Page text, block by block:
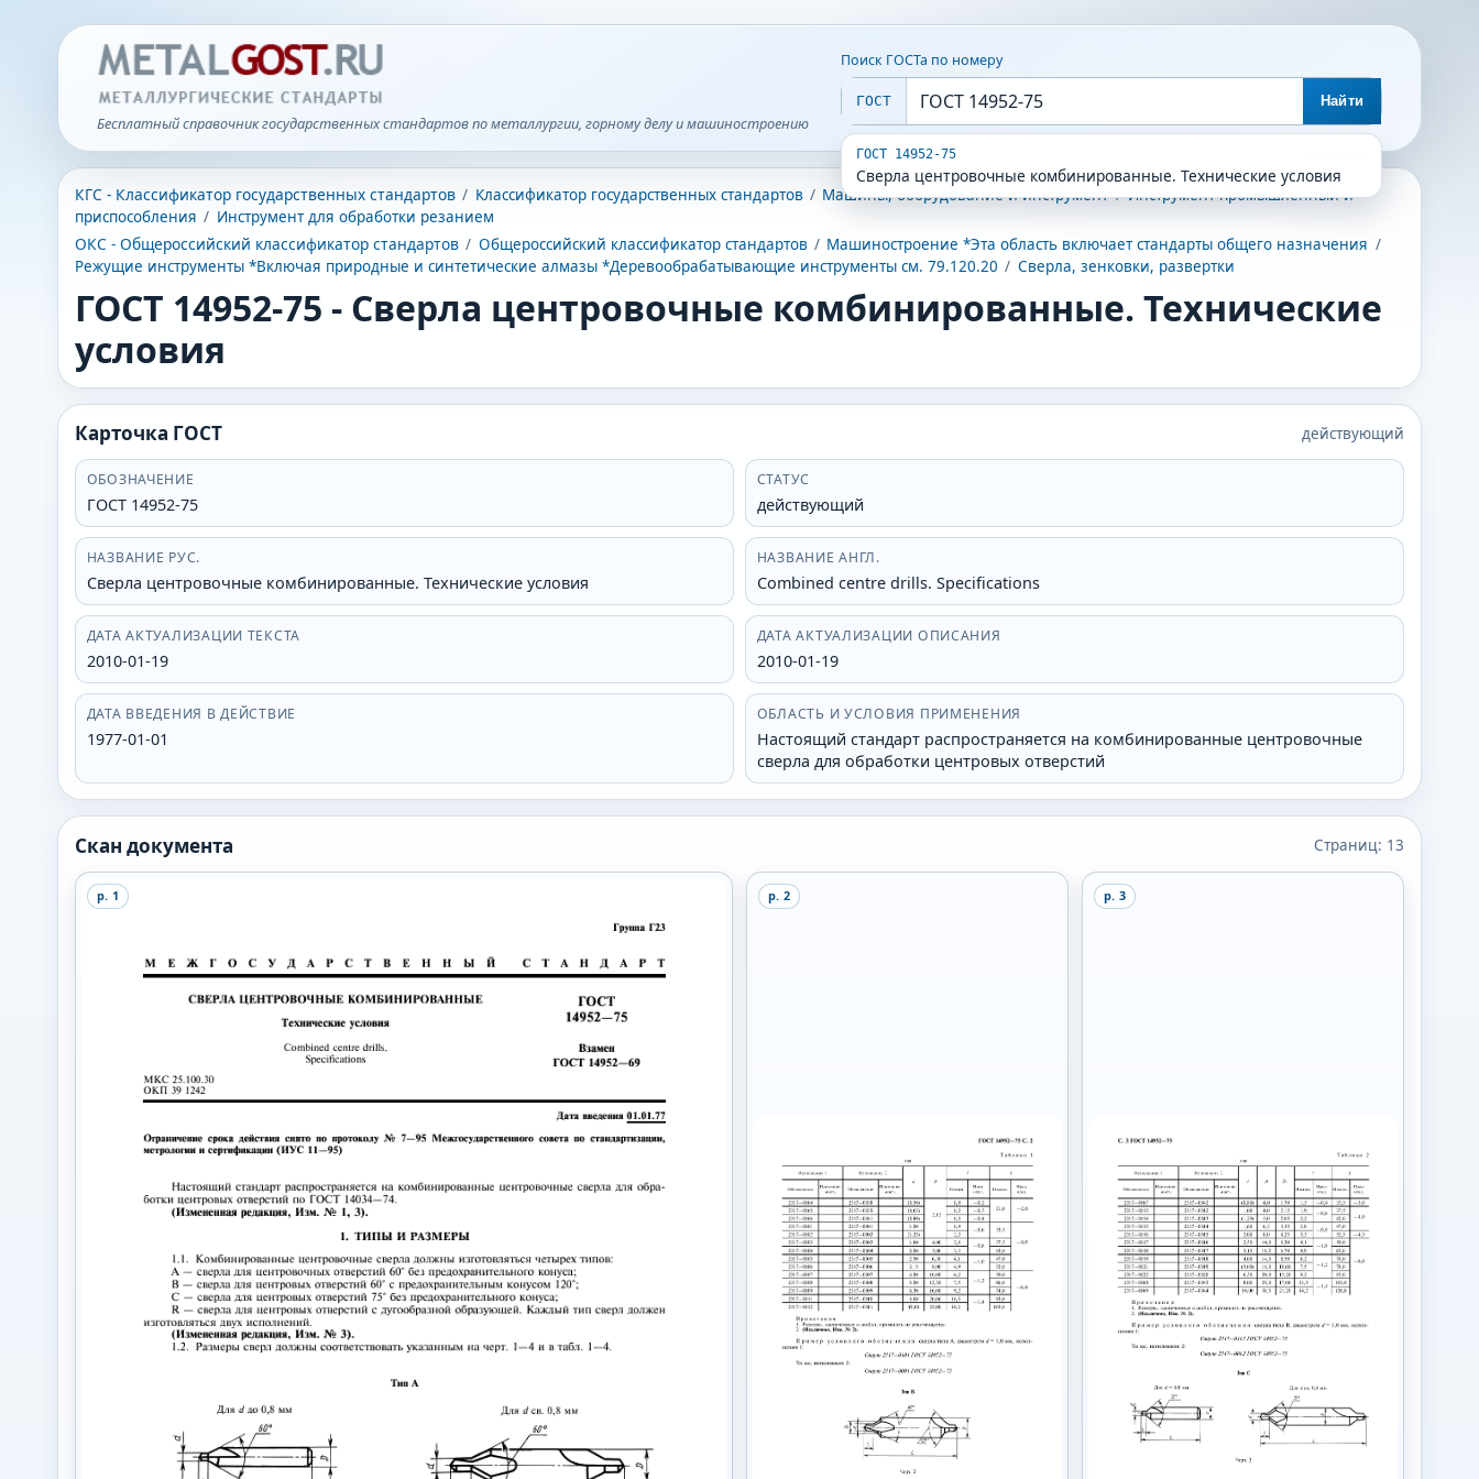
Бесплатный справочник государственных стандартов по металлургии, горному делу и машиностроению
Поиск ГОСТа по номеру
ГОСТ Найти
ГОСТ 14952-75
Сверла центровочные комбинированные. Технические условия
КГС - Классификатор государственных стандартов / Классификатор государственных стандартов / Машины, оборудование и инструмент / Инструмент промышленный и
приспособления / Инструмент для обработки резанием
ОКС - Общероссийский классификатор стандартов / Общероссийский классификатор стандартов / Машиностроение *Эта область включает стандарты общего назначения /
Режущие инструменты *Включая природные и синтетические алмазы *Деревообрабатывающие инструменты см. 79.120.20 / Сверла, зенковки, развертки
ГОСТ 14952-75 - Сверла центровочные комбинированные. Технические
условия
Карточка ГОСТ действующий
ОБОЗНАЧЕНИЕ
ГОСТ 14952-75
СТАТУС
действующий
НАЗВАНИЕ РУС.
Сверла центровочные комбинированные. Технические условия
НАЗВАНИЕ АНГЛ.
Combined centre drills. Specifications
ДАТА АКТУАЛИЗАЦИИ ТЕКСТА
2010-01-19
ДАТА АКТУАЛИЗАЦИИ ОПИСАНИЯ
2010-01-19
ДАТА ВВЕДЕНИЯ В ДЕЙСТВИЕ
1977-01-01
ОБЛАСТЬ И УСЛОВИЯ ПРИМЕНЕНИЯ
Настоящий стандарт распространяется на комбинированные центровочные
сверла для обработки центровых отверстий
Скан документа Страниц: 13
p. 1 p. 2 p. 3